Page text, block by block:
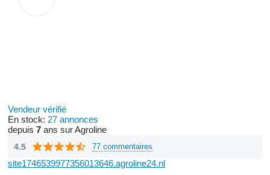
Vendeur vérifié
En stock: 27 annonces
depuis 7 ans sur Agroline
4.5 77 commentaires
site1746539977356013646.agroline24.nl